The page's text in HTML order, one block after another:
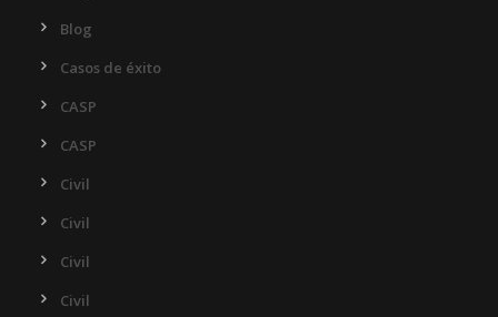
Blog
Casos de éxito
CASP
CASP
Civil
Civil
Civil
Civil